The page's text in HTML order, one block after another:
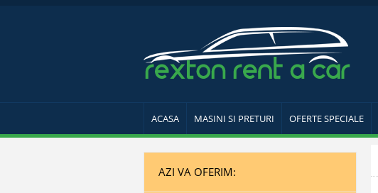
ACASA MASINI SI PRETURI OFERTE SPECIALE
AZI VA OFERIM: